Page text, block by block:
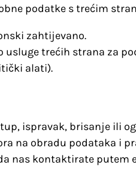
podatke s trećim
zahtijevano.
usluge trećih strana za
alati).
ispravak, brisanje ili
na obradu podataka i
nas kontaktirate putem